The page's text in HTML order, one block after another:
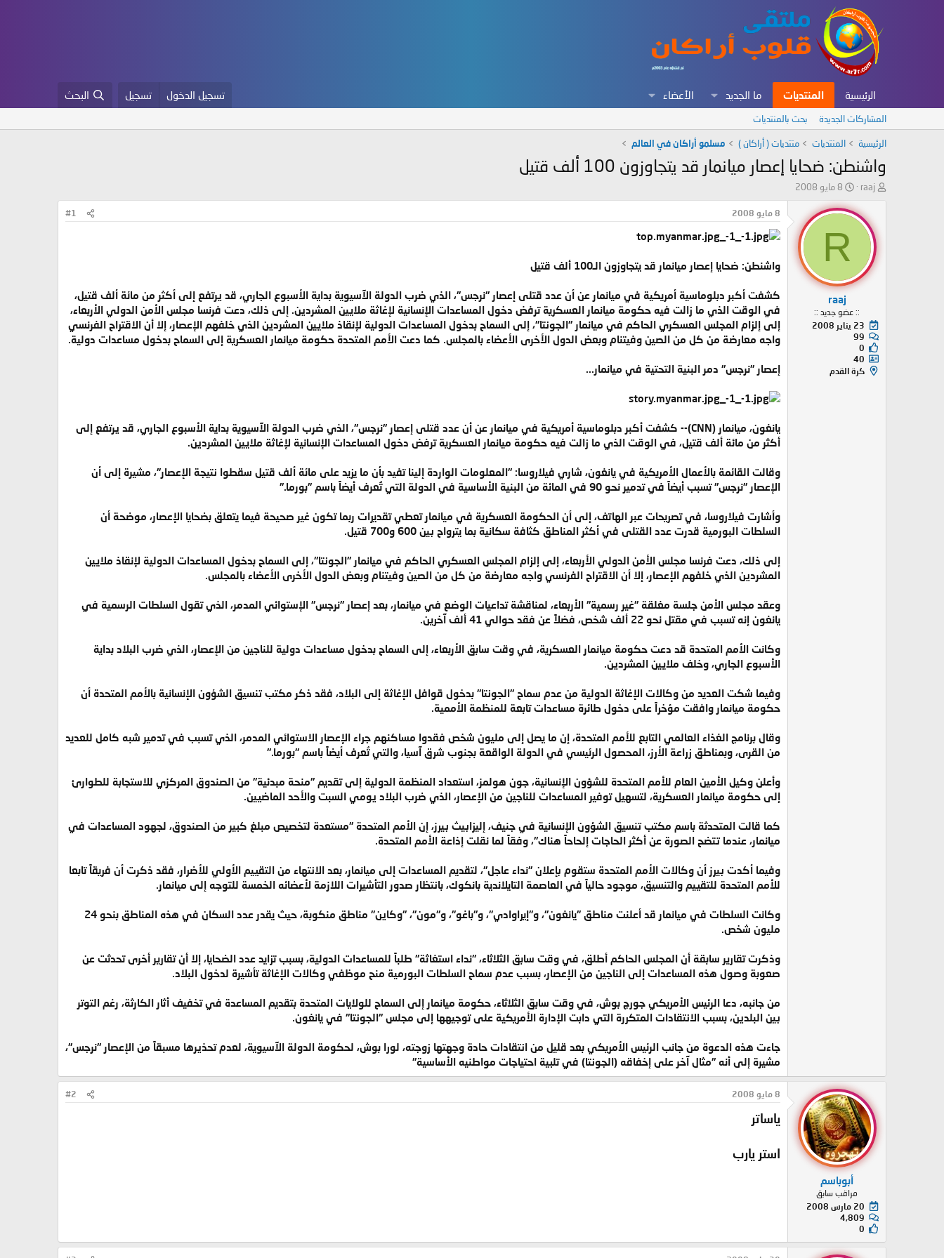
الرئيسية المنتديات ما الجديد الأعضاء تسجيل الدخول تسجيل البحث
المشاركات الجديدة بحث بالمنتديات
الرئيسية المنتديات منتديات ( أراكان ) مسلمو أراكان في العالم
واشنطن: ضحايا إعصار ميانمار قد يتجاوزون 100 ألف قتيل
ب
ئ
ا
ل
م
و
raaj
ت
ر
خ
ا
د
ء
8 مايو 2008
R
raaj
:: عضو جديد ::
23 يناير 2008
99
0
40
كرة القدم
8 مايو 2008 #1
واشنطن: ضحايا إعصار ميانمار قد يتجاوزون الـ100 ألف قتيل
كشفت أكبر دبلوماسية أمريكية في ميانمار عن أن عدد قتلى إعصار "نرجس"، الذي ضرب الدولة الآسيوية بداية الأسبوع الجاري، قد يرتفع إلى أكثر من مائة ألف قتيل،
في الوقت الذي ما زالت فيه حكومة ميانمار العسكرية ترفض دخول المساعدات الإنسانية لإغاثة ملايين المشردين. إلى ذلك، دعت فرنسا مجلس الأمن الدولي الأربعاء،
إلى إلزام المجلس العسكري الحاكم في ميانمار "الجونتا"، إلى السماح بدخول المساعدات الدولية لإنقاذ ملايين المشردين الذي خلفهم الإعصار، إلا أن الاقتراح الفرنسي
واجه معارضة من كل من الصين وفيتنام وبعض الدول الأخرى الأعضاء بالمجلس. كما دعت الأمم المتحدة حكومة ميانمار العسكرية إلى السماح بدخول مساعدات دولية.
إعصار ''نرجس'' دمر البنية التحتية في ميانمار...
يانغون، ميانمار (CNN)-- كشفت أكبر دبلوماسية أمريكية في ميانمار عن أن عدد قتلى إعصار "نرجس"، الذي ضرب الدولة الآسيوية بداية الأسبوع الجاري، قد يرتفع إلى
أكثر من مائة ألف قتيل، في الوقت الذي ما زالت فيه حكومة ميانمار العسكرية ترفض دخول المساعدات الإنسانية لإغاثة ملايين المشردين.
وقالت القائمة بالأعمال الأمريكية في يانغون، شاري فيلاروسا: "المعلومات الواردة إلينا تفيد بأن ما يزيد على مائة ألف قتيل سقطوا نتيجة الإعصار"، مشيرة إلى أن
الإعصار "نرجس" تسبب أيضاً في تدمير نحو 90 في المائة من البنية الأساسية في الدولة التي تُعرف أيضاً باسم "بورما."
وأشارت فيلاروسا، في تصريحات عبر الهاتف، إلى أن الحكومة العسكرية في ميانمار تعطي تقديرات ربما تكون غير صحيحة فيما يتعلق بضحايا الإعصار، موضحة أن
السلطات البورمية قدرت عدد القتلى في أكثر المناطق كثافة سكانية بما يترواح بين 600 و700 قتيل.
إلى ذلك، دعت فرنسا مجلس الأمن الدولي الأربعاء، إلى إلزام المجلس العسكري الحاكم في ميانمار "الجونتا"، إلى السماح بدخول المساعدات الدولية لإنقاذ ملايين
المشردين الذي خلفهم الإعصار، إلا أن الاقتراح الفرنسي واجه معارضة من كل من الصين وفيتنام وبعض الدول الأخرى الأعضاء بالمجلس.
وعقد مجلس الأمن جلسة مغلقة "غير رسمية" الأربعاء، لمناقشة تداعيات الوضع في ميانمار، بعد إعصار "نرجس" الإستوائي المدمر، الذي تقول السلطات الرسمية في
يانغون إنه تسبب في مقتل نحو 22 ألف شخص، فضلاً عن فقد حوالي 41 ألف آخرين.
وكانت الأمم المتحدة قد دعت حكومة ميانمار العسكرية، في وقت سابق الأربعاء، إلى السماح بدخول مساعدات دولية للناجين من الإعصار، الذي ضرب البلاد بداية
الأسبوع الجاري، وخلف ملايين المشردين.
وفيما شكت العديد من وكالات الإغاثة الدولية من عدم سماح "الجونتا" بدخول قوافل الإغاثة إلى البلاد، فقد ذكر مكتب تنسيق الشؤون الإنسانية بالأمم المتحدة أن
حكومة ميانمار وافقت مؤخراً على دخول طائرة مساعدات تابعة للمنظمة الأممية.
وقال برنامج الغذاء العالمي التابع للأمم المتحدة، إن ما يصل إلى مليون شخص فقدوا مساكنهم جراء الإعصار الاستوائي المدمر، الذي تسبب في تدمير شبه كامل للعديد
من القرى، وبمناطق زراعة الأرز، المحصول الرئيسي في الدولة الواقعة بجنوب شرق آسيا، والتي تُعرف أيضاً باسم "بورما."
وأعلن وكيل الأمين العام للأمم المتحدة للشؤون الإنسانية، جون هولمز، استعداد المنظمة الدولية إلى تقديم "منحة مبدئية" من الصندوق المركزي للاستجابة للطوارئ
إلى حكومة ميانمار العسكرية، لتسهيل توفير المساعدات للناجين من الإعصار، الذي ضرب البلاد يومي السبت والأحد الماضيين.
كما قالت المتحدثة باسم مكتب تنسيق الشؤون الإنسانية في جنيف، إليزابيث بيرز، إن الأمم المتحدة "مستعدة لتخصيص مبلغ كبير من الصندوق، لجهود المساعدات في
ميانمار، عندما تتضح الصورة عن أكثر الحاجات إلحاحاً هناك"، وفقاً لما نقلت إذاعة الأمم المتحدة.
وفيما أكدت بيرز أن وكالات الأمم المتحدة ستقوم بإعلان "نداء عاجل"، لتقديم المساعدات إلى ميانمار، بعد الانتهاء من التقييم الأولي للأضرار، فقد ذكرت أن فريقاً تابعا
للأمم المتحدة للتقييم والتنسيق، موجود حالياً في العاصمة التايلاندية بانكوك، بانتظار صدور التأشيرات اللازمة لأعضائه الخمسة للتوجه إلى ميانمار.
وكانت السلطات في ميانمار قد أعلنت مناطق "يانغون"، و"إيراوادي"، و"باغو"، و"مون"، "وكاين" مناطق منكوبة، حيث يقدر عدد السكان في هذه المناطق بنحو 24
مليون شخص.
وذكرت تقارير سابقة أن المجلس الحاكم أطلق، في وقت سابق الثلاثاء، "نداء استغاثة" طلباً للمساعدات الدولية، بسبب تزايد عدد الضحايا، إلا أن تقارير أخرى تحدثت عن
صعوبة وصول هذه المساعدات إلى الناجين من الإعصار، بسبب عدم سماح السلطات البورمية منح موظفي وكالات الإغاثة تأشيرة لدخول البلاد.
من جانبه، دعا الرئيس الأمريكي جورج بوش، في وقت سابق الثلاثاء، حكومة ميانمار إلى السماح للولايات المتحدة بتقديم المساعدة في تخفيف أثار الكارثة، رغم التوتر
بين البلدين، بسبب الانتقادات المتكررة التي دابت الإدارة الأمريكية على توجيهها إلى مجلس "الجونتا" في يانغون.
جاءت هذه الدعوة من جانب الرئيس الأمريكي بعد قليل من انتقادات حادة وجهتها زوجته، لورا بوش، لحكومة الدولة الآسيوية، لعدم تحذيرها مسبقاً من الإعصار "نرجس"،
مشيرة إلى أنه "مثال آخر على إخفاقه (الجونتا) في تلبية احتياجات مواطنيه الأساسية"
أبوباسم
مراقب سابق
20 مارس 2008
4,809
0
8 مايو 2008 #2
ياساتر
استر يارب